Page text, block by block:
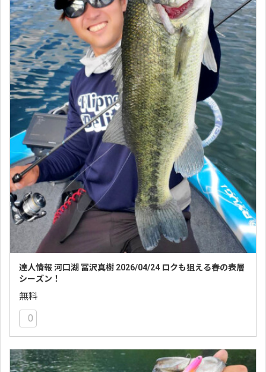
達人情報 河口湖 冨沢真樹 2026/04/24 ロクも狙える春の表層
シーズン！
無料
0